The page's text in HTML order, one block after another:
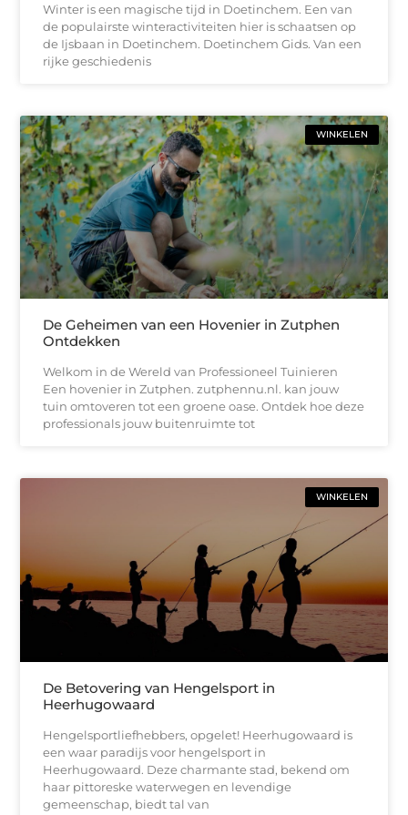
Winter is een magische tijd in Doetinchem. Een van
de populairste winteractiviteiten hier is schaatsen op
de Ijsbaan in Doetinchem. Doetinchem Gids. Van een
rijke geschiedenis
WINKELEN
De Geheimen van een Hovenier in Zutphen
Ontdekken
Welkom in de Wereld van Professioneel Tuinieren
Een hovenier in Zutphen. zutphennu.nl. kan jouw
tuin omtoveren tot een groene oase. Ontdek hoe deze
professionals jouw buitenruimte tot
WINKELEN
De Betovering van Hengelsport in
Heerhugowaard
Hengelsportliefhebbers, opgelet! Heerhugowaard is
een waar paradijs voor hengelsport in
Heerhugowaard. Deze charmante stad, bekend om
haar pittoreske waterwegen en levendige
gemeenschap, biedt tal van